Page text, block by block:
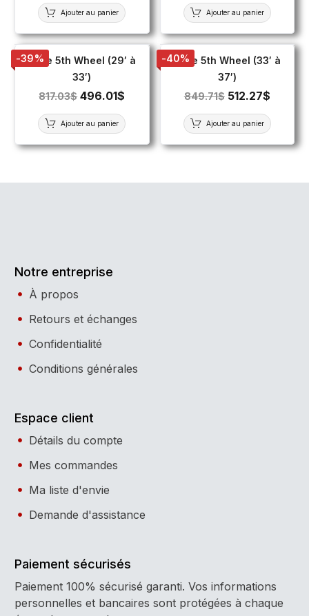
Ajouter au panier Ajouter au panier
-39%
Toile 5th Wheel (29′ à
33′)
817.03$ 496.01$
Ajouter au panier
-40%
Toile 5th Wheel (33′ à
37′)
849.71$ 512.27$
Ajouter au panier
Notre entreprise
À propos
Retours et échanges
Confidentialité
Conditions générales
Espace client
Détails du compte
Mes commandes
Ma liste d'envie
Demande d'assistance
Paiement sécurisés
Paiement 100% sécurisé garanti. Vos informations
personnelles et bancaires sont protégées à chaque